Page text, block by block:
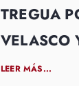
TREGUA
VELASCO
LEER MÁS...